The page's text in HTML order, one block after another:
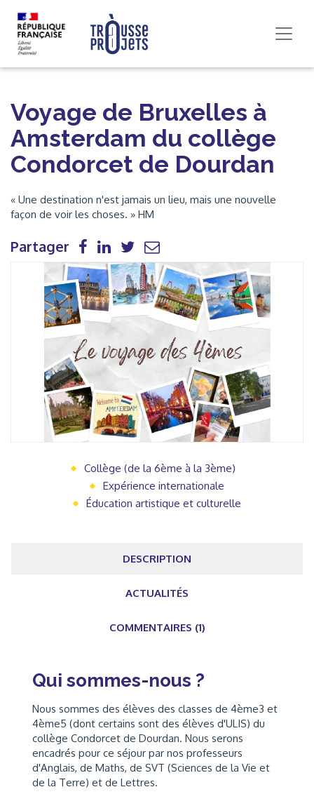
Voyage de Bruxelles à
Amsterdam du collège
Condorcet de Dourdan
« Une destination n'est jamais un lieu, mais une nouvelle
façon de voir les choses. » HM
Partager
Collège (de la 6ème à la 3ème)
Expérience internationale
Éducation artistique et culturelle
DESCRIPTION
ACTUALITÉS
COMMENTAIRES (1)
Qui sommes-nous ?
Nous sommes des élèves des classes de 4ème3 et
4ème5 (dont certains sont des élèves d'ULIS) du
collège Condorcet de Dourdan. Nous serons
encadrés pour ce séjour par nos professeurs
d'Anglais, de Maths, de SVT (Sciences de la Vie et
de la Terre) et de Lettres.